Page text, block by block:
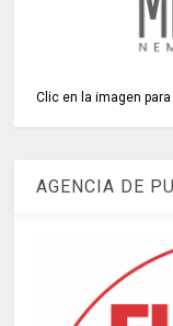
Clic en la imagen
AGENCIA DE